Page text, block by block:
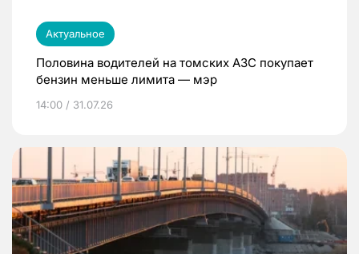
Актуальное
Половина водителей на томских АЗС покупает
бензин меньше лимита — мэр
14:00 / 31.07.26